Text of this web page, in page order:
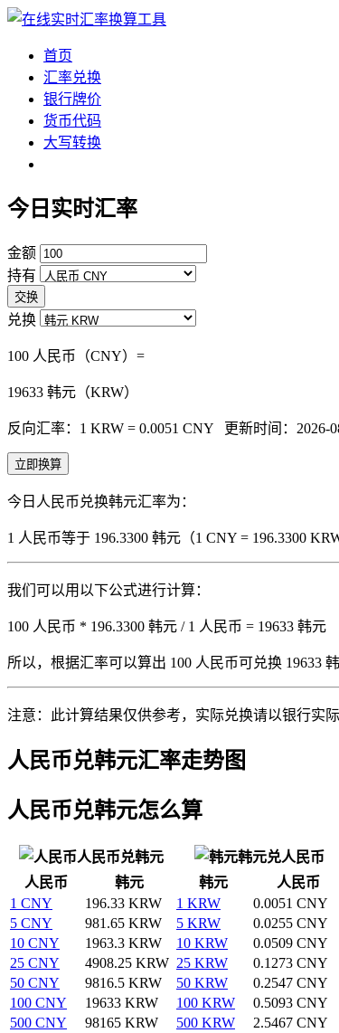
首页
汇率兑换
银行牌价
货币代码
大写转换
今日实时汇率
金额
持有
交换
兑换
100 人民币（CNY）=
19633 韩元（KRW）
反向汇率：1 KRW = 0.0051 CNY 更新时间：2026-
立即换算
今日人民币兑换韩元汇率为：
1 人民币等于 196.3300 韩元（1 CNY = 196.3300
我们可以用以下公式进行计算：
100 人民币 * 196.3300 韩元 / 1 人民币 = 19633 韩元
所以，根据汇率可以算出 100 人民币可兑换 19633
注意：此计算结果仅供参考，实际兑换请以银行实
人民币兑韩元汇率走势图
人民币兑韩元怎么算
人民币兑韩元
韩元兑人民币
人民币
韩元 韩元
人民币
1 CNY
196.33 KRW 1 KRW
0.0051 CNY
5 CNY
981.65 KRW 5 KRW
0.0255 CNY
10 CNY
1963.3 KRW 10 KRW
0.0509 CNY
25 CNY
4908.25 KRW 25 KRW
0.1273 CNY
50 CNY
9816.5 KRW 50 KRW
0.2547 CNY
100 CNY
19633 KRW 100 KRW
0.5093 CNY
500 CNY
98165 KRW 500 KRW
2.5467 CNY